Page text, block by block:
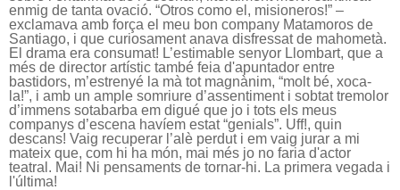
enmig de tanta ovació. “Otros como el, misioneros!” –
exclamava amb força el meu bon company Matamoros de
Santiago, i que curiosament anava disfressat de mahometà.
El drama era consumat! L’estimable senyor Llombart, que a
més de director artístic també feia d'apuntador entre
bastidors, m’estrenyé la mà tot magnànim, “molt bé, xoca-
la!”, i amb un ample somriure d’assentiment i sobtat tremolor
d’immens sotabarba em digué que jo i tots els meus
companys d’escena havíem estat“genials”. Uff!, quin
descans! Vaig recuperar l’alè perdut i em vaig jurar a mi
mateix que, com hi ha món, mai més jo no faria d'actor
teatral. Mai! Ni pensaments de tornar-hi. La primera vegada i
l'última!